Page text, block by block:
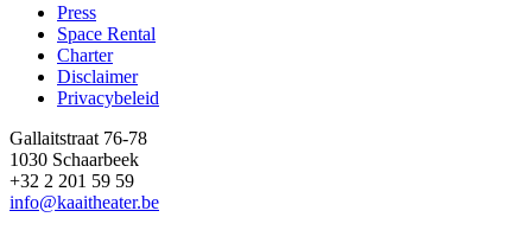
Footer
Press
Space Rental
Charter
Disclaimer
Privacybeleid
Gallaitstraat 76-78
1030 Schaarbeek
+32 2 201 59 59
info@kaaitheater.be